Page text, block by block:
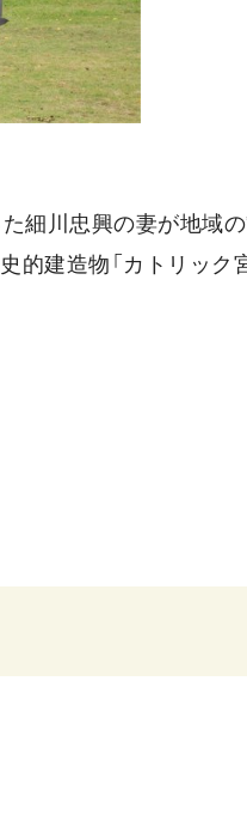
た細川忠興の妻が地域
的建造物「カトリック